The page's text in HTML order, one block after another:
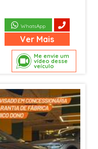
Me envie um
vídeo desse
veículo
WhatsApp
Ver Mais